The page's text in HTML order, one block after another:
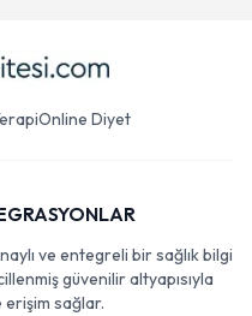
Online Diyet
ve entegreli bir sağlık bilgi
güvenilir altyapısıyla
erişim sağlar.